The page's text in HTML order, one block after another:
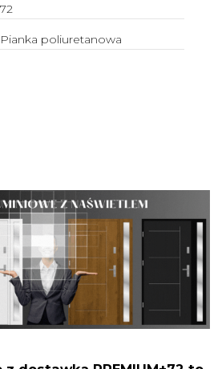
72
Pianka poliuretanowa